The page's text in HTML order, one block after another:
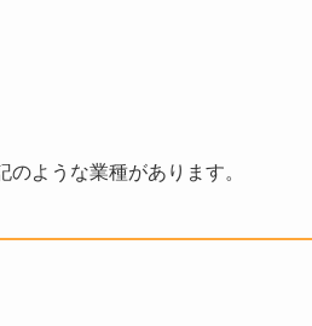
ような業種があります。